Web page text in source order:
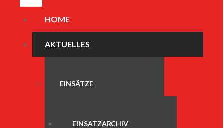
HOME
AKTUELLES
EINSÄTZE
EINSATZARCHIV